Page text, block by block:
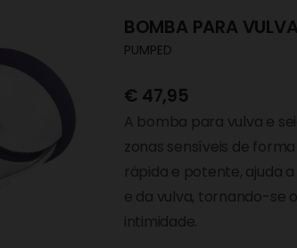
BOMBA PARA
PUMPED
€ 47,95
A bomba para vulva e
zonas sensíveis de
rápida e potente, ajuda
e da vulva, tornando-se
intimidade.